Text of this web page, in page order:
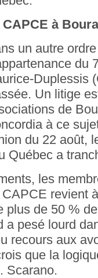
CAPCE à
un autre
du
Duplessis
Un litige
de
à ce
du 22 août,
Québec a
les
revient
plus de 50 %
a pesé lourd
recours aux
que la
Scarano.